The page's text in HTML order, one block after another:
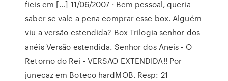
fieis em […] 11/06/2007 · Bem pessoal, queria
saber se vale a pena comprar esse box. Alguém
viu a versão estendida? Box Trilogia senhor dos
anéis Versão estendida. Senhor dos Aneis - O
Retorno do Rei - VERSAO EXTENDIDA!! Por
junecaz em Boteco hardMOB. Resp: 21